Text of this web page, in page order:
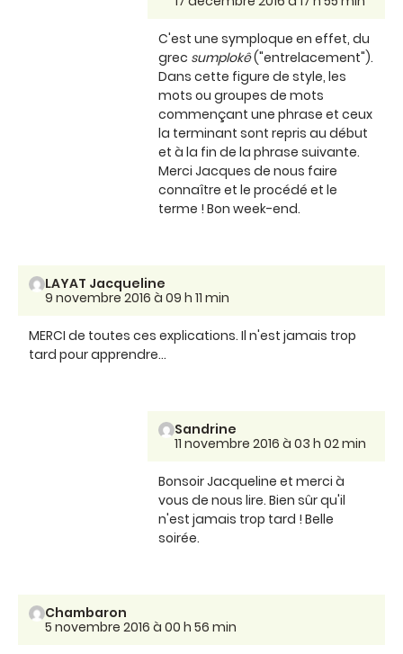
C'est une symploque en effet, du
grec sumplokê("entrelacement").
Dans cette figure de style, les
mots ou groupes de mots
commençant une phrase et ceux
la terminant sont repris au début
et à la fin de la phrase suivante.
Merci Jacques de nous faire
connaître et le procédé et le
terme ! Bon week-end.
LAYAT Jacqueline
9 novembre 2016 à 09 h 11 min
MERCI de toutes ces explications. Il n'est jamais trop
tard pour apprendre...
Sandrine
11 novembre 2016 à 03 h 02 min
Bonsoir Jacqueline et merci à
vous de nous lire. Bien sûr qu'il
n'est jamais trop tard ! Belle
soirée.
Chambaron
5 novembre 2016 à 00 h 56 min